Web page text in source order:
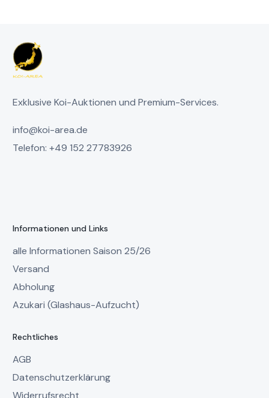
Exklusive Koi-Auktionen und Premium-Services.
info@koi-area.de
Telefon: +49 152 27783926
Informationen und Links
alle Informationen Saison 25/26
Versand
Abholung
Azukari (Glashaus-Aufzucht)
Rechtliches
AGB
Datenschutzerklärung